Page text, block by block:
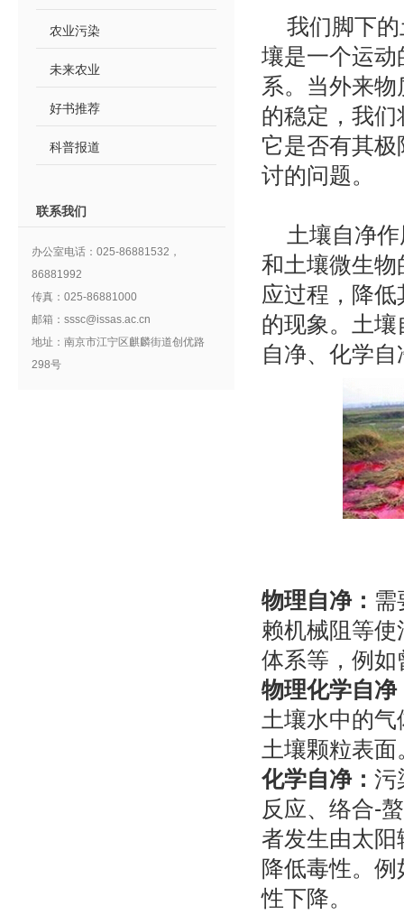
农业污染
未来农业
好书推荐
科普报道
联系我们
办公室电话：025-86881532，
86881992
传真：025-86881000
邮箱：sssc@issas.ac.cn
地址：南京市江宁区麒麟街道创优路
298号
我们脚下
壤是一个运
系。当外来
的稳定，我
它是否有其
讨的问题。
土壤自净
和土壤微生
应过程，降
的现象。土
自净、化学
物理自净： 需
赖机械阻等
体系等，例
物理化学自净
土壤水中的
土壤颗粒表面
化学自净： 污
反应、络合-
者发生由太
降低毒性。
性下降。